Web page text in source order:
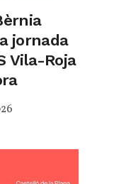
jornada
Vila-Roja